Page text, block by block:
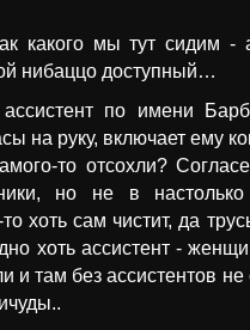
какого мы тут сидим -
нибаццо доступный…
ассистент по имени
на руку, включает ему
то отсохли?
но не в настолько
хоть сам чистит, да
хоть ассистент -
и там без ассистентов